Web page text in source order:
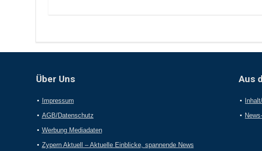
Über Uns
Impressum
AGB/Datenschutz
Werbung Mediadaten
Zypern Aktuell – Aktuelle Einblicke, spannende News
Aus